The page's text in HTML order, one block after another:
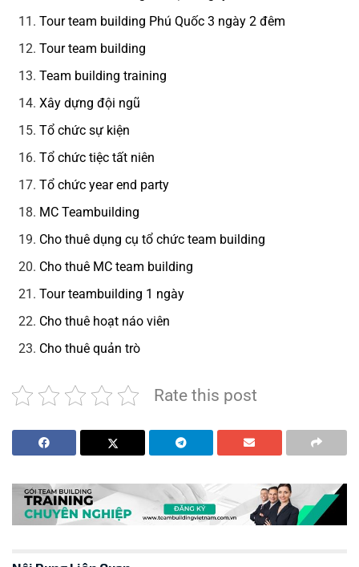
Tour team building Phú Quốc 3 ngày 2 đêm
Tour team building
Team building training
Xây dựng đội ngũ
Tổ chức sự kiện
Tổ chức tiệc tất niên
Tổ chức year end party
MC Teambuilding
Cho thuê dụng cụ tổ chức team building
Cho thuê MC team building
Tour teambuilding 1 ngày
Cho thuê hoạt náo viên
Cho thuê quản trò
Rate this post